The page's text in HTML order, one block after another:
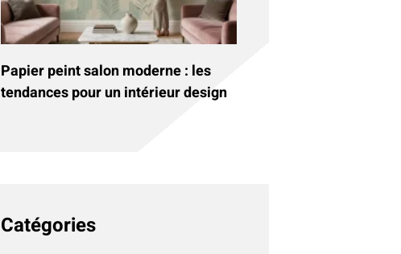
Papier peint salon moderne : les
tendances pour un intérieur design
Catégories